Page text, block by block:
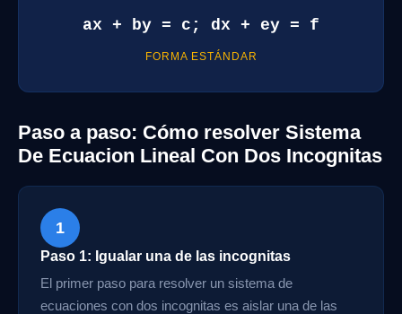
ax + by = c; dx + ey = f
FORMA ESTÁNDAR
Paso a paso: Cómo resolver Sistema
De Ecuacion Lineal Con Dos Incognitas
1
Paso 1: Igualar una de las incognitas
El primer paso para resolver un sistema de
ecuaciones con dos incognitas es aislar una de las